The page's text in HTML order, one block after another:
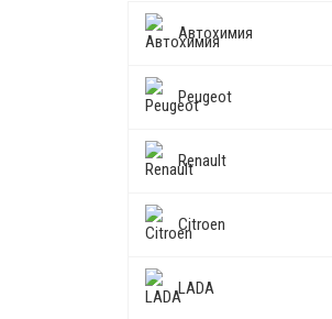
Автохимия
Peugeot
Renault
Citroen
LADA